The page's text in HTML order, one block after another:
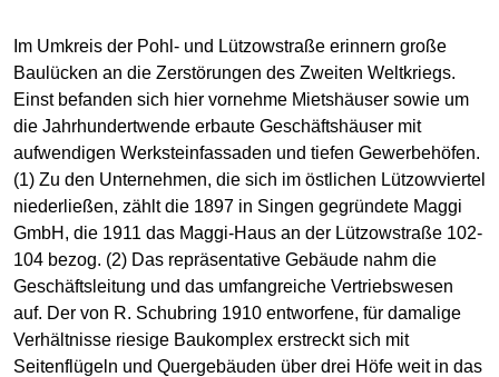
Im Umkreis der Pohl- und Lützowstraße erinnern große
Baulücken an die Zerstörungen des Zweiten Weltkriegs.
Einst befanden sich hier vornehme Mietshäuser sowie um
die Jahrhundertwende erbaute Geschäftshäuser mit
aufwendigen Werksteinfassaden und tiefen Gewerbehöfen.
(1) Zu den Unternehmen, die sich im östlichen Lützowviertel
niederließen, zählt die 1897 in Singen gegründete Maggi
GmbH, die 1911 das Maggi-Haus an der Lützowstraße 102-
104 bezog. (2) Das repräsentative Gebäude nahm die
Geschäftsleitung und das umfangreiche Vertriebswesen
auf. Der von R. Schubring 1910 entworfene, für damalige
Verhältnisse riesige Baukomplex erstreckt sich mit
Seitenflügeln und Quergebäuden über drei Höfe weit in das